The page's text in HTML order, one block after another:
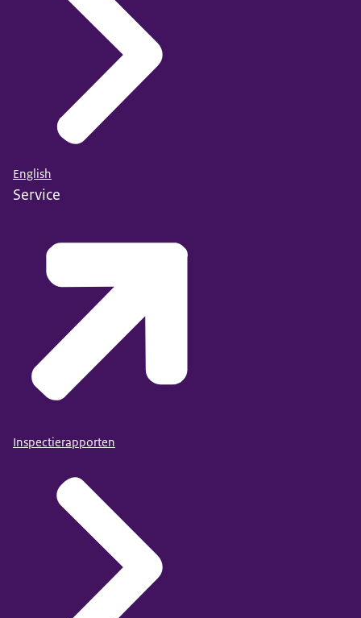
English
Service
Inspectierapporten